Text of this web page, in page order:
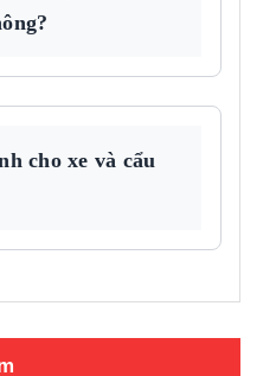
cho xe và cẩu